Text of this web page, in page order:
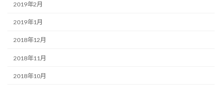
2019年2月
2019年1月
2018年12月
2018年11月
2018年10月